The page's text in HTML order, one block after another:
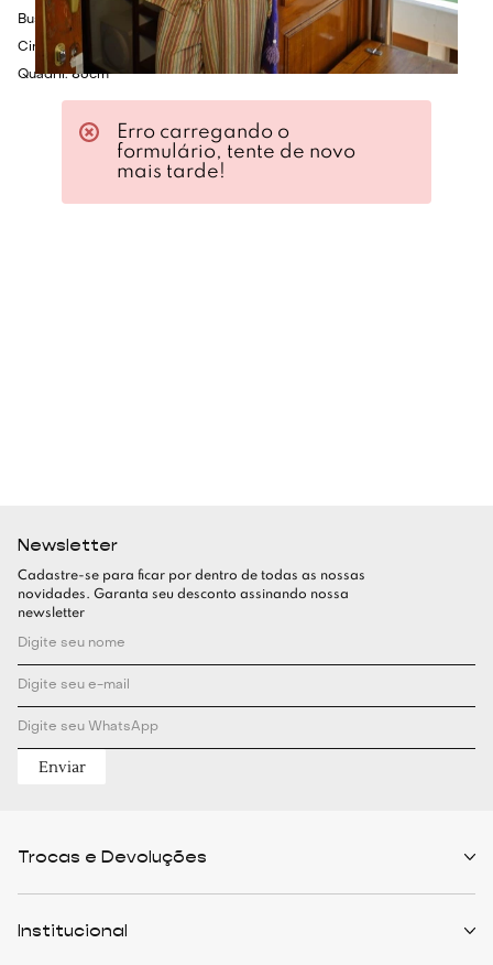
Busto: 80cm
Cintura: 60cm
Quadril: 86cm
Newsletter
Cadastre-se para ficar por dentro de todas as nossas
novidades. Garanta seu desconto assinando nossa
newsletter
Enviar
Trocas e Devoluções
Formas de Pagamento
Institucional
Erro carregando o
formulário, tente de novo
mais tarde!